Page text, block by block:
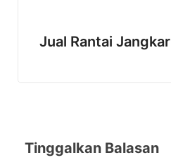
Jual Rantai Jangkar
Tinggalkan Balasan